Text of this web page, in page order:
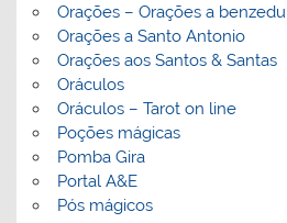
Orações – Orações a
Orações a Santo Antonio
Orações aos Santos & Santas
Oráculos
Oráculos – Tarot on line
Poções mágicas
Pomba Gira
Portal A&E
Pós mágicos